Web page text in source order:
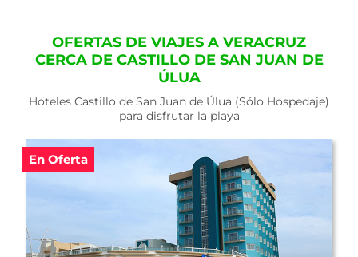
OFERTAS DE VIAJES A VERACRUZ
CERCA DE CASTILLO DE SAN JUAN DE
ÚLUA
Hoteles Castillo de San Juan de Úlua (Sólo Hospedaje)
para disfrutar la playa
En Oferta